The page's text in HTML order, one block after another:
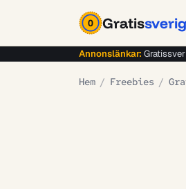
0 Gratis
Annonslänkar:
Hem / Freebies /